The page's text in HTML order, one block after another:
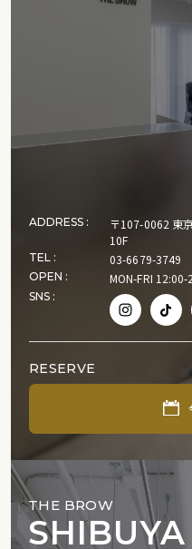
ADDRESS :
〒107-0062 東
10F
TEL : 03-6679-3749
OPEN : MON-FRI
SNS :
RESERVE
THE BROW
SHIBUYA